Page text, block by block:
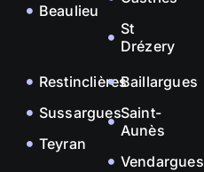
Beaulieu
St
Drézery
Restinclières
Sussargues
Teyran
Baillargues
Saint-
Aunès
Vendargues